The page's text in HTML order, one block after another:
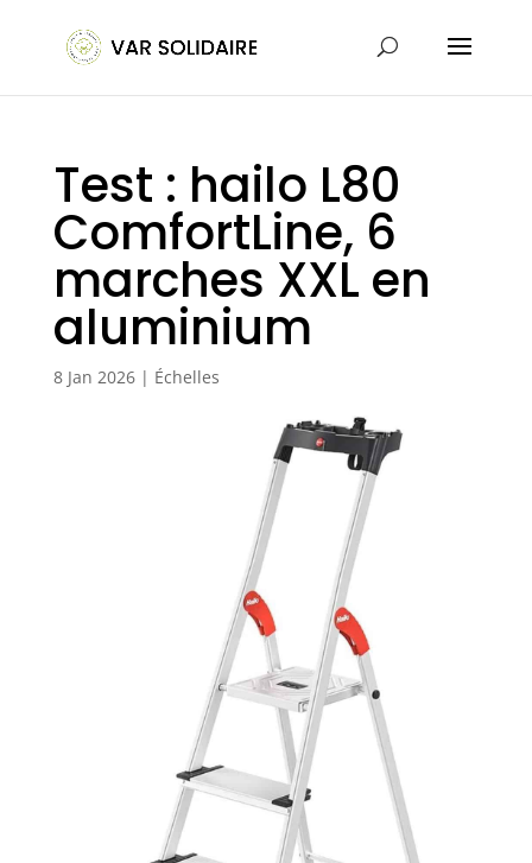
Test : hailo L80
ComfortLine, 6
marches XXL en
aluminium
8 Jan 2026| Échelles